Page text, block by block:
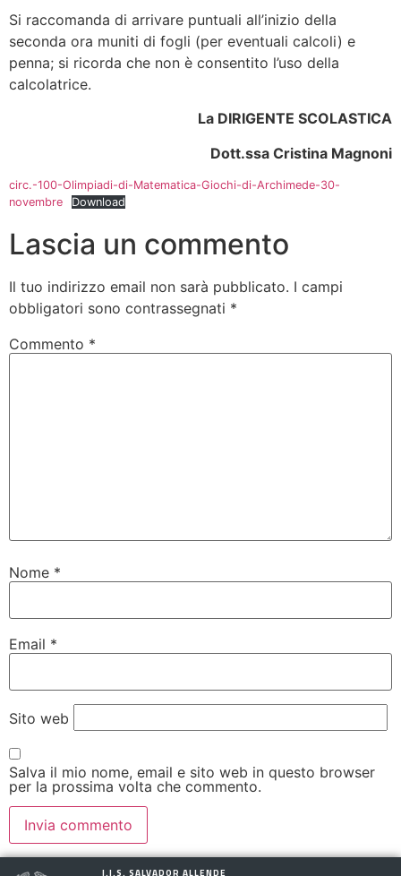
Si raccomanda di arrivare puntuali all’inizio della
seconda ora muniti di fogli (per eventuali calcoli) e
penna; si ricorda che non è consentito l’uso della
calcolatrice.
La DIRIGENTE SCOLASTICA
Dott.ssa Cristina Magnoni
circ.-100-Olimpiadi-di-Matematica-Giochi-di-Archimede-30-
novembre
Download
Lascia un commento
Il tuo indirizzo email non sarà pubblicato. I campi
obbligatori sono contrassegnati *
Commento *
Nome *
Email *
Sito web
Salva il mio nome, email e sito web in questo browser
per la prossima volta che commento.
I.I.S. SALVADOR ALLENDE